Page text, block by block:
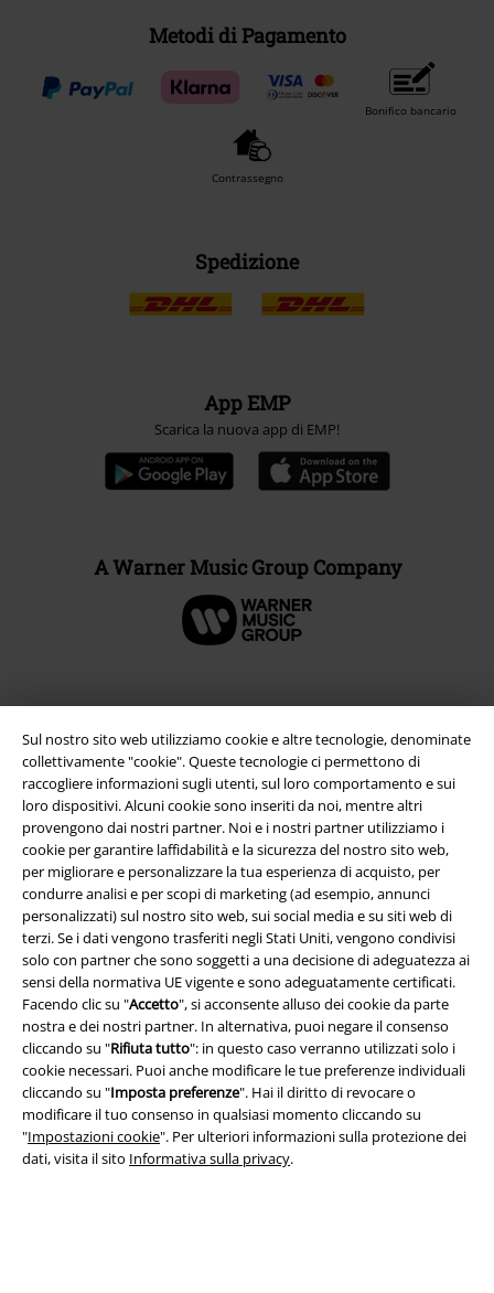
Sul nostro sito web utilizziamo cookie e altre tecnologie, denominate
collettivamente "cookie". Queste tecnologie ci permettono di
raccogliere informazioni sugli utenti, sul loro comportamento e sui
loro dispositivi. Alcuni cookie sono inseriti da noi, mentre altri
provengono dai nostri partner. Noi e i nostri partner utilizziamo i
cookie per garantire laffidabilità e la sicurezza del nostro sito web,
per migliorare e personalizzare la tua esperienza di acquisto, per
condurre analisi e per scopi di marketing (ad esempio, annunci
personalizzati) sul nostro sito web, sui social media e su siti web di
terzi. Se i dati vengono trasferiti negli Stati Uniti, vengono condivisi
solo con partner che sono soggetti a una decisione di adeguatezza ai
sensi della normativa UE vigente e sono adeguatamente certificati.
Facendo clic su "Accetto", si acconsente alluso dei cookie da parte
nostra e dei nostri partner. In alternativa, puoi negare il consenso
cliccando su "Rifiuta tutto": in questo caso verranno utilizzati solo i
cookie necessari. Puoi anche modificare le tue preferenze individuali
cliccando su "Imposta preferenze". Hai il diritto di revocare o
modificare il tuo consenso in qualsiasi momento cliccando su
"Impostazioni cookie". Per ulteriori informazioni sulla protezione dei
dati, visita il sito Informativa sulla privacy.
Metodi di Pagamento
Bonifico bancario
Contrassegno
Spedizione
App EMP
Scarica la nuova app di EMP!
A Warner Music Group Company
Info legali
Termini & Condizioni
Redazione
Legge sulla Privacy
Smaltimento rifiuti e protezione dell’ambiente
Dichiarazione di Conformità